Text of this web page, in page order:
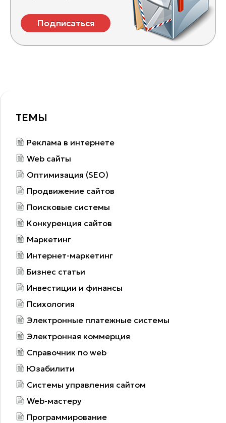
Подписаться
ТЕМЫ
Реклама в интернете
Web сайты
Оптимизация (SEO)
Продвижение сайтов
Поисковые системы
Конкуренция сайтов
Маркетинг
Интернет-маркетинг
Бизнес статьи
Инвестиции и финансы
Психология
Электронные платежные системы
Электронная коммерция
Справочник по web
Юзабилити
Системы управления сайтом
Web-мастеру
Программирование